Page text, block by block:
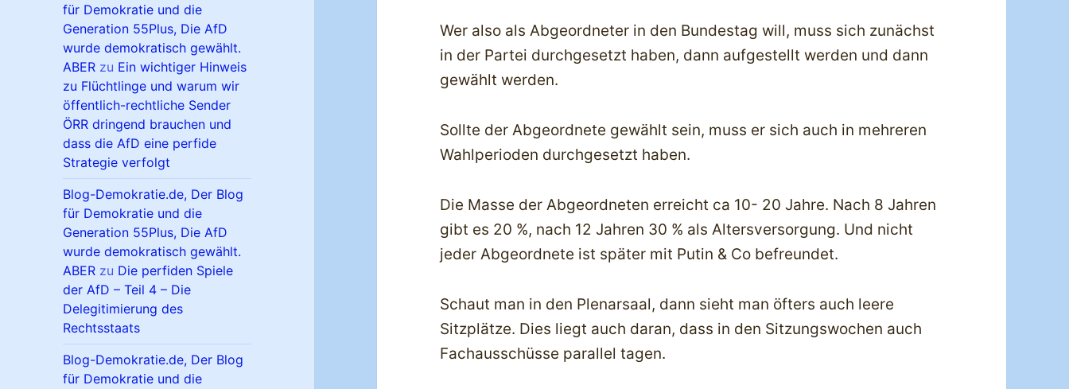
für Demokratie und die
Generation 55Plus, Die AfD
wurde demokratisch gewählt.
ABER zu Ein wichtiger Hinweis
zu Flüchtlinge und warum wir
öffentlich-rechtliche Sender
ÖRR dringend brauchen und
dass die AfD eine perfide
Strategie verfolgt
Blog-Demokratie.de, Der Blog
für Demokratie und die
Generation 55Plus, Die AfD
wurde demokratisch gewählt.
ABER zu Die perfiden Spiele
der AfD – Teil 4 – Die
Delegitimierung des
Rechtsstaats
Blog-Demokratie.de, Der Blog
für Demokratie und die
Wer also als Abgeordneter in den Bundestag will, muss sich zunächst
in der Partei durchgesetzt haben, dann aufgestellt werden und dann
gewählt werden.
Sollte der Abgeordnete gewählt sein, muss er sich auch in mehreren
Wahlperioden durchgesetzt haben.
Die Masse der Abgeordneten erreicht ca 10- 20 Jahre. Nach 8 Jahren
gibt es 20 %, nach 12 Jahren 30 % als Altersversorgung. Und nicht
jeder Abgeordnete ist später mit Putin & Co befreundet.
Schaut man in den Plenarsaal, dann sieht man öfters auch leere
Sitzplätze. Dies liegt auch daran, dass in den Sitzungswochen auch
Fachausschüsse parallel tagen.